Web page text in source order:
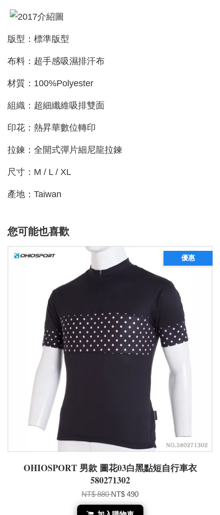
版型：標準版型
布料：超手感吸濕排汗布
材質：100%Polyester
組織：超細纖維吸排雙面
印花：熱昇華數位轉印
拉鍊：全開式彈片細尼龍拉鍊
尺寸：M / L / XL
產地：Taiwan
您可能也喜歡
優惠
OHIOSPORT 男款 圖花03白黑點短自行車衣
580271302
NT$ 880NT$ 490